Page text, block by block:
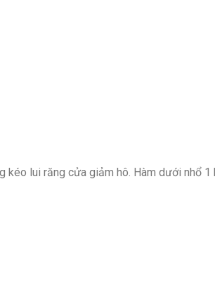
kéo lui răng cửa giảm hô. Hàm dưới nhổ 1